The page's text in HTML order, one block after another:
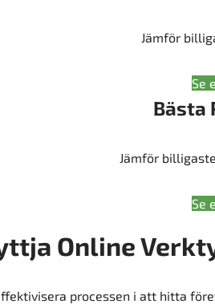
Jämför
Se
Bästa
Jämför
Se
Online
processen i att hitta